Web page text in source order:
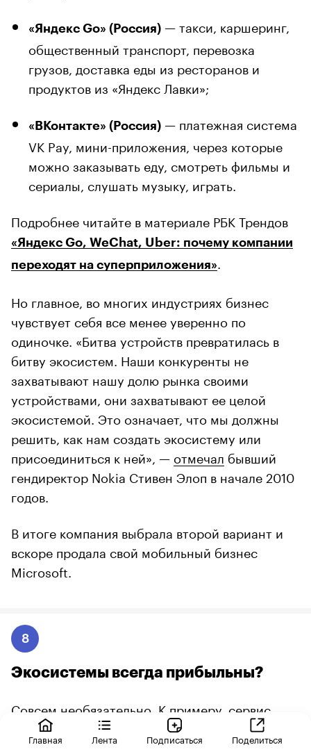
«Яндекс Go» (Россия) — такси, каршеринг,
общественный транспорт, перевозка
грузов, доставка еды из ресторанов и
продуктов из «Яндекс Лавки»;
«ВКонтакте» (Россия) — платежная система
VK Pay, мини-приложения, через которые
можно заказывать еду, смотреть фильмы и
сериалы, слушать музыку, играть.
Подробнее читайте в материале РБК Трендов
«Яндекс Go, WeChat, Uber: почему компании
переходят на суперприложения»
Но главное, во многих индустриях бизнес
чувствует себя все менее уверенно по
одиночке. «Битва устройств превратилась в
битву экосистем. Наши конкуренты не
захватывают нашу долю рынка своими
устройствами, они захватывают ее целой
экосистемой. Это означает, что мы должны
решить, как нам создать экосистему или
присоединиться к ней», — отмечал бывший
гендиректор Nokia Стивен Элоп в начале 2010
годов.
В итоге компания выбрала второй вариант и
вскоре продала свой мобильный бизнес
Microsoft.
8
Экосистемы всегда прибыльны?
Совсем необязательно. К примеру, сервис
Spotify, который называют музыкальной
экосистемой, продолжаеттерять деньги,
Главная Лента Подписаться Поделиться